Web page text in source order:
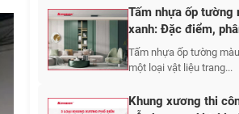
Tấm nhựa ốp tường
xanh: Đặc điểm,
mẫu đẹp & giá
Tấm nhựa ốp tường
một loại vật liệu trang...
Khung xương thi